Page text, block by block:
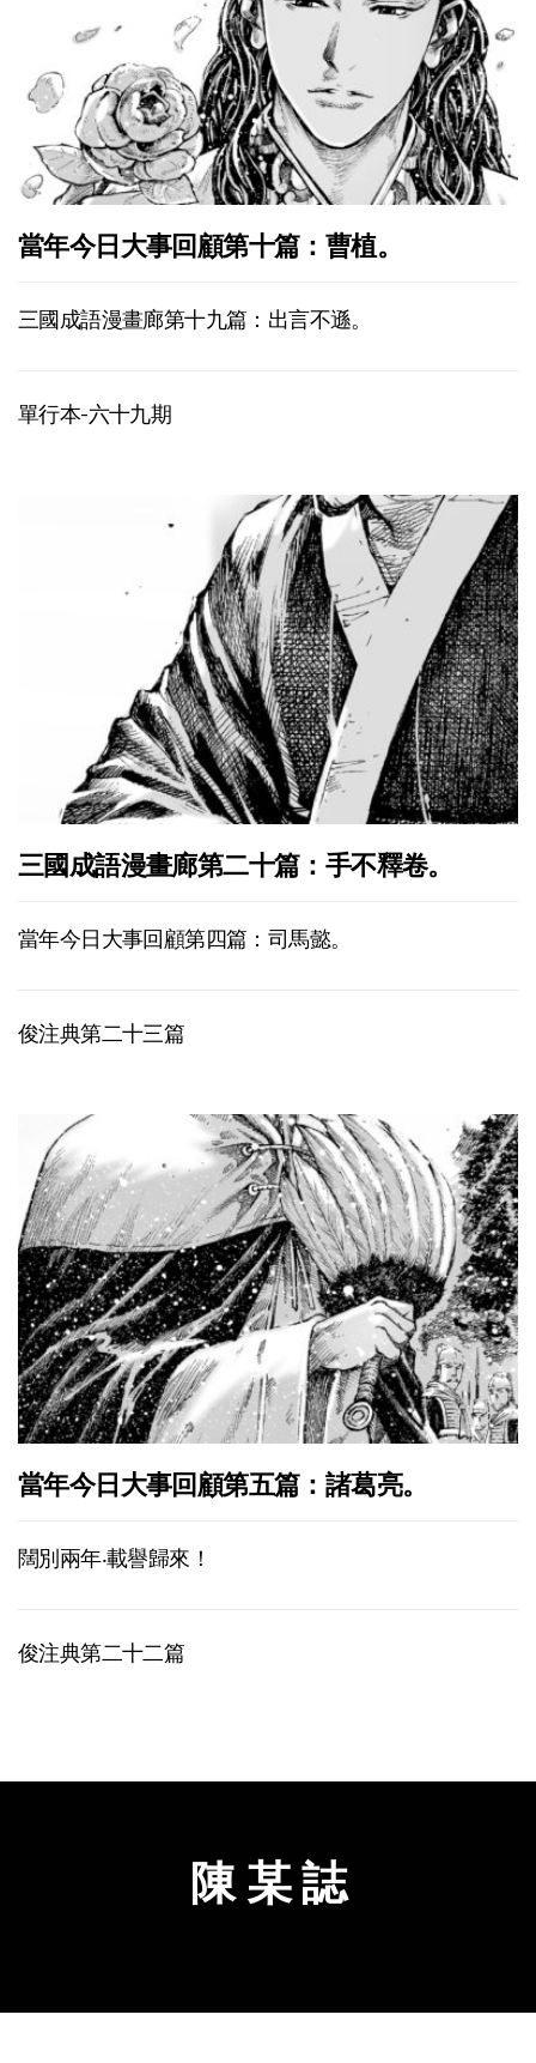
當年今日大事回顧第十篇：曹植。
三國成語漫畫廊第十九篇：出言不遜。
單行本-六十九期
三國成語漫畫廊第二十篇：手不釋卷。
當年今日大事回顧第四篇：司馬懿。
俊注典第二十三篇
當年今日大事回顧第五篇：諸葛亮。
闊別兩年‧載譽歸來！
俊注典第二十二篇
陳 某 誌